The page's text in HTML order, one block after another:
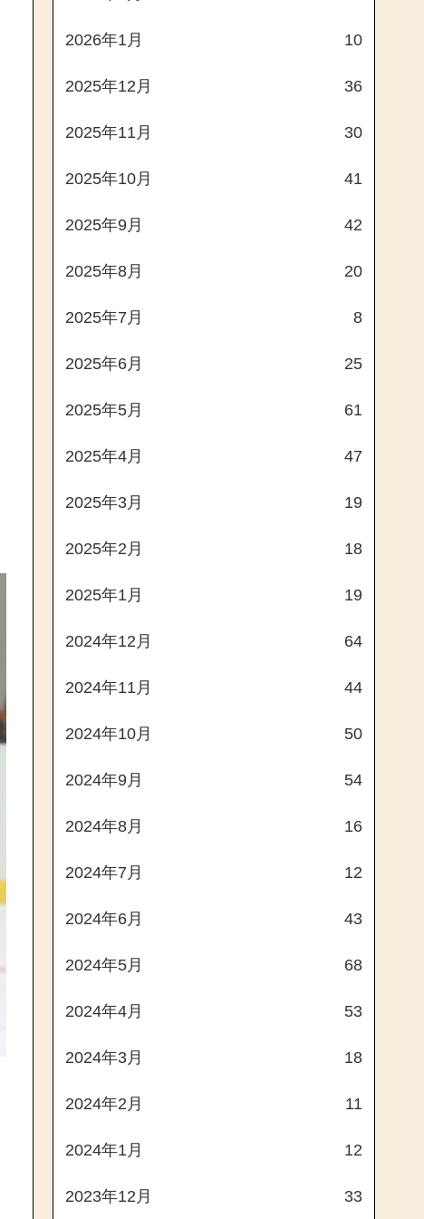
2026年1月 10
2025年12月 36
2025年11月 30
2025年10月 41
2025年9月 42
2025年8月 20
2025年7月 8
2025年6月 25
2025年5月 61
2025年4月 47
2025年3月 19
2025年2月 18
2025年1月 19
2024年12月 64
2024年11月 44
2024年10月 50
2024年9月 54
2024年8月 16
2024年7月 12
2024年6月 43
2024年5月 68
2024年4月 53
2024年3月 18
2024年2月 11
2024年1月 12
2023年12月 33